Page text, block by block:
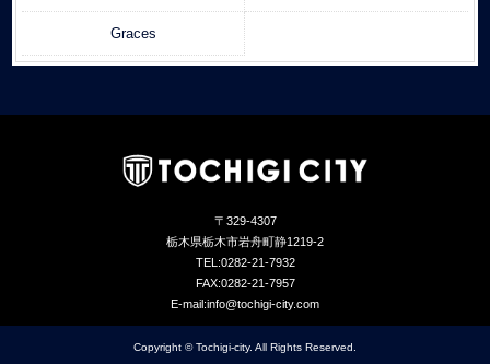
Graces
〒329-4307
栃木県栃木市岩舟町静1219-2
TEL:0282-21-7932
FAX:0282-21-7957
E-mail:info@tochigi-city.com
Copyright © Tochigi-city. All Rights Reserved.